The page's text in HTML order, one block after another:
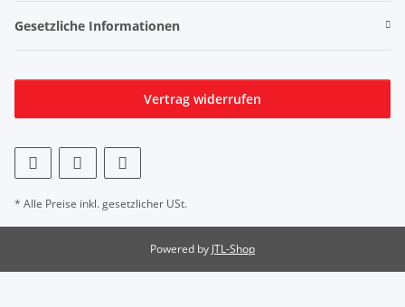
Gesetzliche Informationen
Vertrag widerrufen
* Alle Preise inkl. gesetzlicher USt.
Powered by JTL-Shop